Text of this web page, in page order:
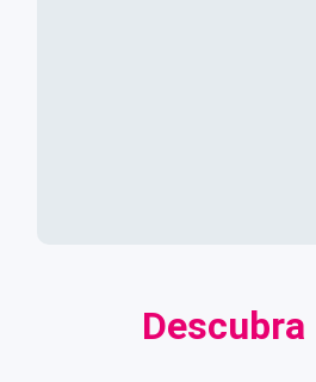
Descubra